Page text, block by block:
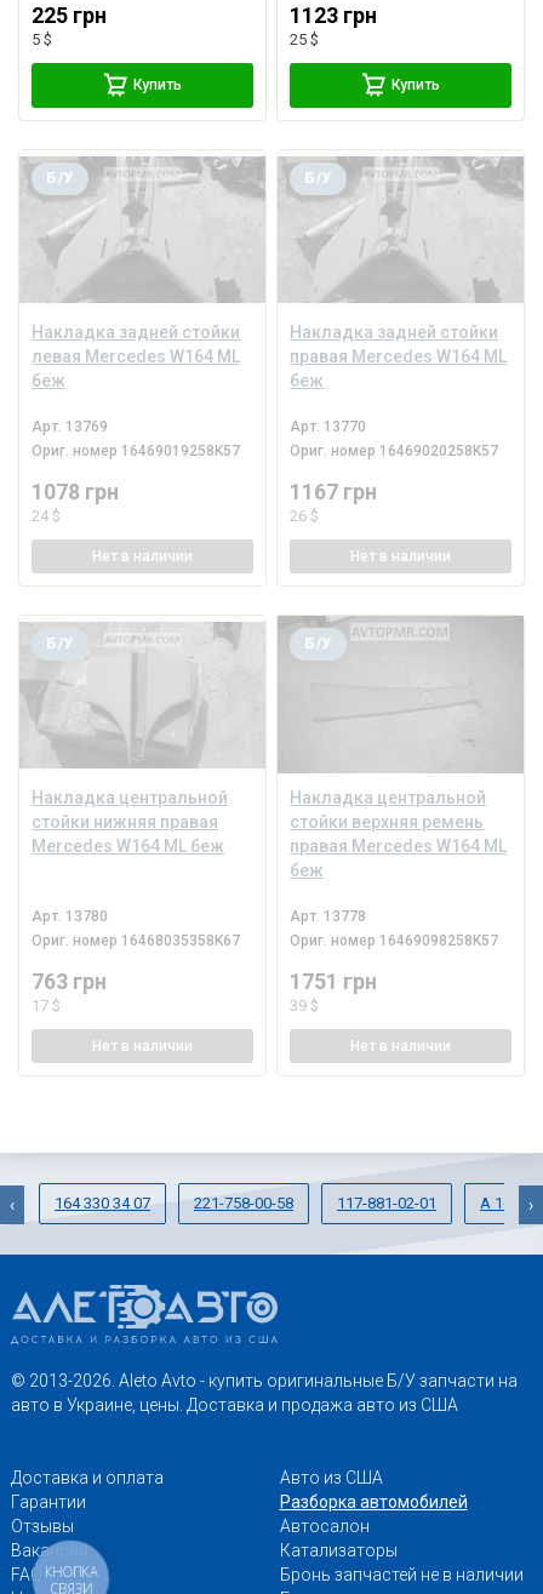
225 грн
5 $
Купить
1123 грн
25 $
Купить
Накладка задней стойки
левая Mercedes W164 ML
беж
Б/У
Арт. 13769
Ориг. номер 16469019258K57
1078 грн
24 $
Нет в наличии
Накладка задней стойки
правая Mercedes W164 ML
беж
Б/У
Арт. 13770
Ориг. номер 16469020258K57
1167 грн
26 $
Нет в наличии
Накладка центральной
стойки нижняя правая
Mercedes W164 ML беж
Б/У
Арт. 13780
Ориг. номер 16468035358K67
763 грн
17 $
Нет в наличии
Накладка центральной
стойки верхняя ремень
правая Mercedes W164 ML
беж
Б/У
Арт. 13778
Ориг. номер 16469098258K57
1751 грн
39 $
Нет в наличии
164 330 34 07 221-758-00-58 117-881-02-01 A 164
‹ ›
© 2013-2026. Aleto Avto - купить оригинальные Б/У запчасти на
авто в Украине, цены. Доставка и продажа авто из США
Доставка и оплата
Гарантии
Отзывы
Вакансии
FAQ
Авто из США
Разборка автомобилей
Автосалон
Катализаторы
Бронь запчастей не в наличии
КНОПКА
СВЯЗИ